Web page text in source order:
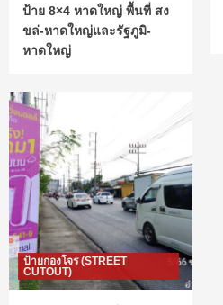
ป้าย 8×4 หาดใหญ่ พื้นที่ สง
ขล่-หาดใหญ่และรัฐภูมิ-
หาดใหญ่
ป้ายกองโจร (STREET
CUTOUT)